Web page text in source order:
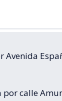
Avenida
por calle